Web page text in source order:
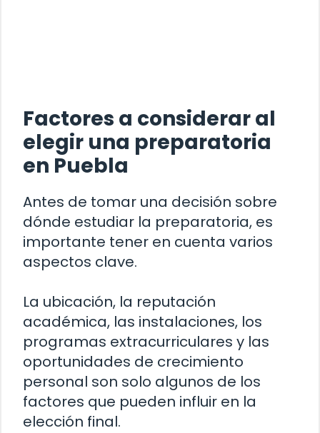
Factores a considerar al
elegir una preparatoria
en Puebla
Antes de tomar una decisión sobre
dónde estudiar la preparatoria, es
importante tener en cuenta varios
aspectos clave.
La ubicación, la reputación
académica, las instalaciones, los
programas extracurriculares y las
oportunidades de crecimiento
personal son solo algunos de los
factores que pueden influir en la
elección final.